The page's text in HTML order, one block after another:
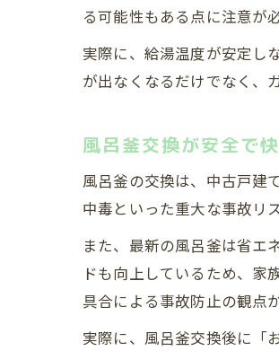
る可能性もある点に注意が
実際に、給湯温度が安定し
が出なくなるだけでなく、
風呂釜交換が安全で
風呂釜の交換は、中古戸建
中毒といった重大な事故リ
また、最新の風呂釜は省エ
ドも向上しているため、家
具合による事故防止の観点
実際に、風呂釜交換後に「